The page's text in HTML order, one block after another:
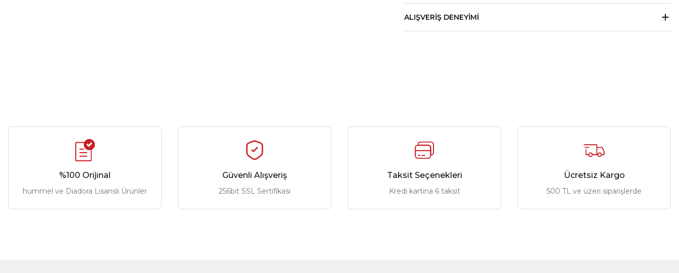
ALIŞVERIŞ DENEYIMI
%100 Orijinal
hummel ve Diadora Lisanslı Ürünler
Güvenli Alışveriş
256bit SSL Sertifikası
Taksit Seçenekleri
Kredi kartına 6 taksit
Ücretsiz Kargo
500 TL ve üzeri siparişlerde